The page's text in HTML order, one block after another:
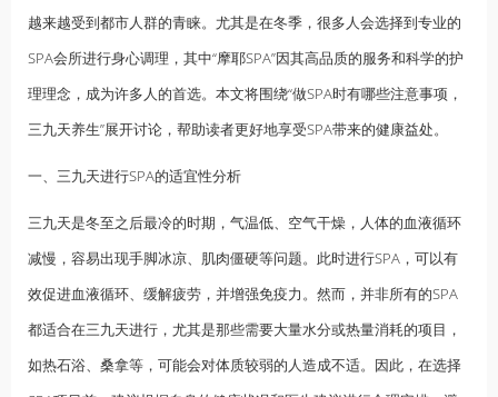
越来越受到都市人群的青睐。尤其是在冬季，很多人会选择到专业的
SPA会所进行身心调理，其中“摩耶SPA”因其高品质的服务和科学的护
理理念，成为许多人的首选。本文将围绕“做SPA时有哪些注意事项，
三九天养生”展开讨论，帮助读者更好地享受SPA带来的健康益处。
一、三九天进行SPA的适宜性分析
三九天是冬至之后最冷的时期，气温低、空气干燥，人体的血液循环
减慢，容易出现手脚冰凉、肌肉僵硬等问题。此时进行SPA，可以有
效促进血液循环、缓解疲劳，并增强免疫力。然而，并非所有的SPA
都适合在三九天进行，尤其是那些需要大量水分或热量消耗的项目，
如热石浴、桑拿等，可能会对体质较弱的人造成不适。因此，在选择